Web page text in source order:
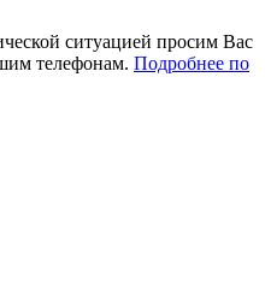
ситуацией просим Вас
телефонам. Подробнее по